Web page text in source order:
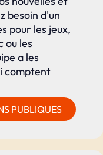
besoin d'un
pour les jeux,
ou les
a les
comptent
PUBLIQUES